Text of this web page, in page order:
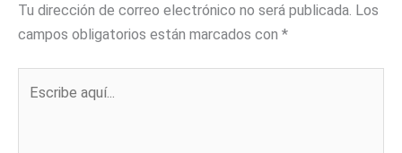
Tu dirección de correo electrónico no será publicada. Los
campos obligatorios están marcados con *